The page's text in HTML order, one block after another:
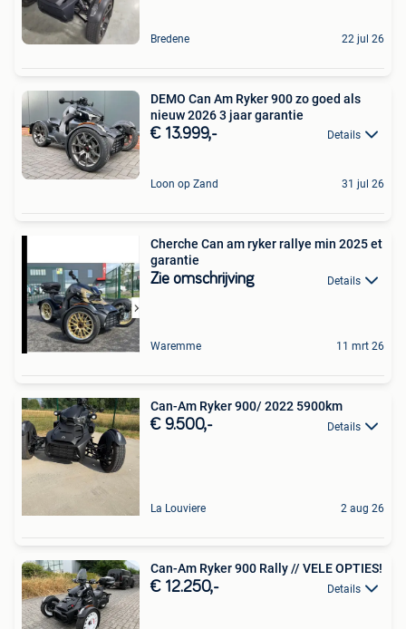
Bredene 22 jul 26
DEMO Can Am Ryker 900 zo goed als
nieuw 2026 3 jaar garantie
€ 13.999,- Details
Loon op Zand 31 jul 26
Cherche Can am ryker rallye min 2025 et
garantie
Zie omschrijving Details
Waremme 11 mrt 26
Can-Am Ryker 900/ 2022 5900km
€ 9.500,- Details
La Louviere 2 aug 26
Can-Am Ryker 900 Rally // VELE OPTIES!
€ 12.250,- Details